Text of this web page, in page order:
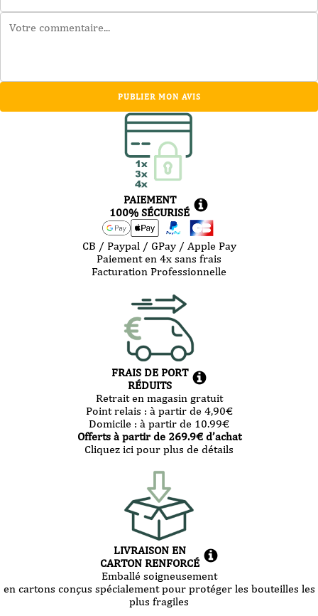
PUBLIER MON AVIS
PAIEMENT
100% SÉCURISÉ
CB / Paypal / GPay / Apple Pay
Paiement en 4x sans frais
Facturation Professionnelle
FRAIS DE PORT
RÉDUITS
Retrait en magasin gratuit
Point relais : à partir de 4,90€
Domicile : à partir de 10.99€
Offerts à partir de 269.9€ d’achat
Cliquez ici pour plus de détails
LIVRAISON EN
CARTON RENFORCÉ
Emballé soigneusement
en cartons conçus spécialement pour protéger les bouteilles les
plus fragiles